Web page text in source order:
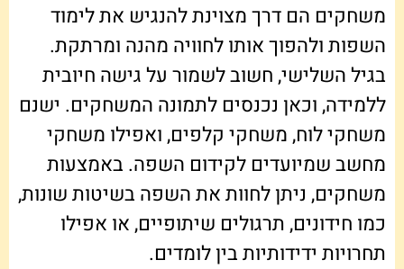
משחקים הם דרך מצוינת להנגיש את לימוד
השפות ולהפוך אותו לחוויה מהנה ומרתקת.
בגיל השלישי, חשוב לשמור על גישה חיובית
ללמידה, וכאן נכנסים לתמונה המשחקים. ישנם
משחקי לוח, משחקי קלפים, ואפילו משחקי
מחשב שמיועדים לקידום השפה. באמצעות
משחקים, ניתן לחוות את השפה בשיטות שונות,
כמו חידונים, תרגולים שיתופיים, או אפילו
תחרויות ידידותיות בין לומדים.